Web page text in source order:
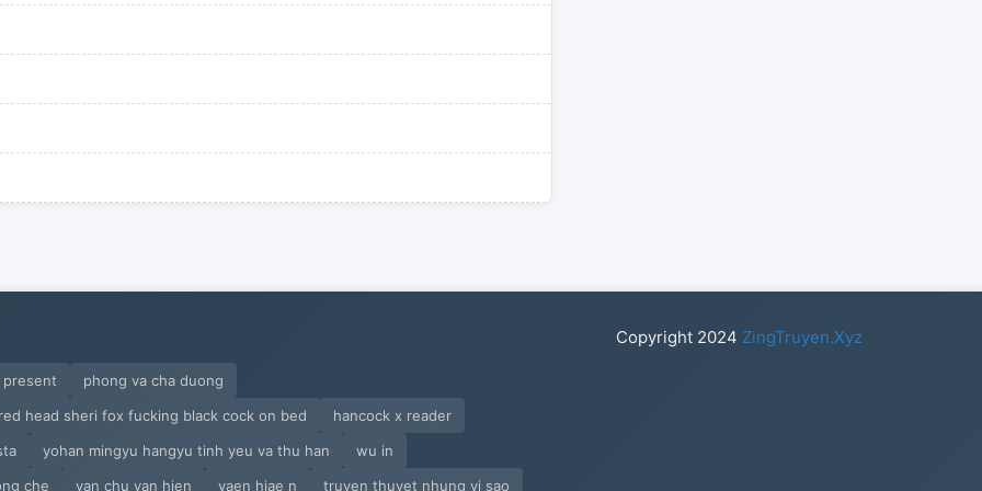
phong va cha duong
head sheri fox fucking black cock on bed
hancock x reader
yohan mingyu hangyu tinh yeu va thu han
wu in
che van chu van hien vaen hiae n truyen thuyet nhung vi sao
Copyright 2024 ZingTruyen.Xyz